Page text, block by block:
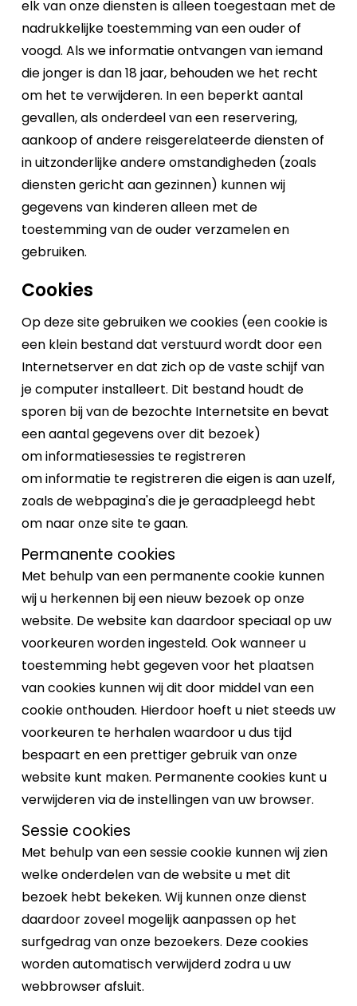
elk van onze diensten is alleen toegestaan met de
nadrukkelijke toestemming van een ouder of
voogd. Als we informatie ontvangen van iemand
die jonger is dan 18 jaar, behouden we het recht
om het te verwijderen. In een beperkt aantal
gevallen, als onderdeel van een reservering,
aankoop of andere reisgerelateerde diensten of
in uitzonderlijke andere omstandigheden (zoals
diensten gericht aan gezinnen) kunnen wij
gegevens van kinderen alleen met de
toestemming van de ouder verzamelen en
gebruiken.
Cookies
Op deze site gebruiken we cookies (een cookie is
een klein bestand dat verstuurd wordt door een
Internetserver en dat zich op de vaste schijf van
je computer installeert. Dit bestand houdt de
sporen bij van de bezochte Internetsite en bevat
een aantal gegevens over dit bezoek)
om informatiesessies te registreren
om informatie te registreren die eigen is aan uzelf,
zoals de webpagina's die je geraadpleegd hebt
om naar onze site te gaan.
Permanente cookies
Met behulp van een permanente cookie kunnen
wij u herkennen bij een nieuw bezoek op onze
website. De website kan daardoor speciaal op uw
voorkeuren worden ingesteld. Ook wanneer u
toestemming hebt gegeven voor het plaatsen
van cookies kunnen wij dit door middel van een
cookie onthouden. Hierdoor hoeft u niet steeds uw
voorkeuren te herhalen waardoor u dus tijd
bespaart en een prettiger gebruik van onze
website kunt maken. Permanente cookies kunt u
verwijderen via de instellingen van uw browser.
Sessie cookies
Met behulp van een sessie cookie kunnen wij zien
welke onderdelen van de website u met dit
bezoek hebt bekeken. Wij kunnen onze dienst
daardoor zoveel mogelijk aanpassen op het
surfgedrag van onze bezoekers. Deze cookies
worden automatisch verwijderd zodra u uw
webbrowser afsluit.